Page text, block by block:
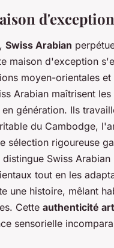
d'exception
Swiss Arabian
maison d'exception
moyen-orientales
Arabian maîtrisent
génération. Ils
du Cambodge,
sélection rigoureuse
Swiss
tout en les
une histoire, mêlant
Cette authenticité
sensorielle